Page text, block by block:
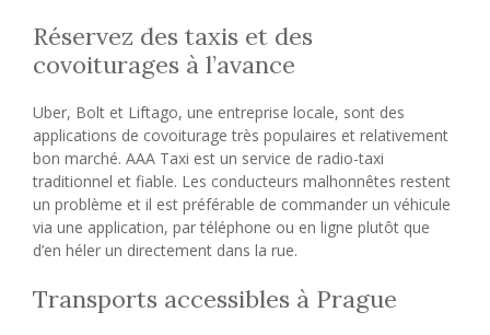
Réservez des taxis et des
covoiturages à l’avance
Uber, Bolt et Liftago, une entreprise locale, sont des
applications de covoiturage très populaires et relativement
bon marché. AAA Taxi est un service de radio-taxi
traditionnel et fiable. Les conducteurs malhonnêtes restent
un problème et il est préférable de commander un véhicule
via une application, par téléphone ou en ligne plutôt que
d’en héler un directement dans la rue.
Transports accessibles à Prague